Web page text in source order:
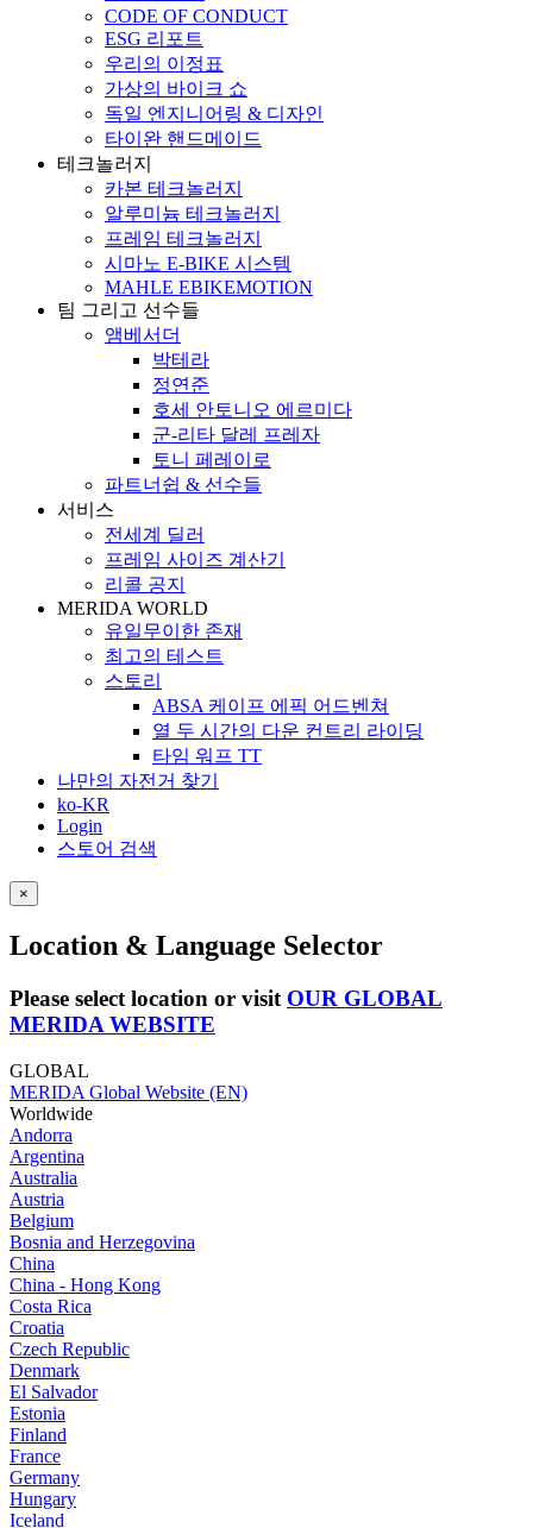
CODE OF CONDUCT
ESG 리포트
우리의 이정표
가상의 바이크 쇼
독일 엔지니어링 & 디자인
타이완 핸드메이드
테크놀러지
카본 테크놀러지
알루미늄 테크놀러지
프레임 테크놀러지
시마노 E-BIKE 시스템
MAHLE EBIKEMOTION
팀 그리고 선수들
앰베서더
박테라
정연준
호세 안토니오 에르미다
군-리타 달레 프레자
토니 페레이로
파트너쉽 & 선수들
서비스
전세계 딜러
프레임 사이즈 계산기
리콜 공지
MERIDA WORLD
유일무이한 존재
최고의 테스트
스토리
ABSA 케이프 에픽 어드벤쳐
열 두 시간의 다운 컨트리 라이딩
타임 워프 TT
나만의 자전거 찾기
ko-KR
Login
스토어 검색
×
Location & Language Selector
Please select location or visit OUR GLOBAL
MERIDA WEBSITE
GLOBAL
MERIDA Global Website (EN)
Worldwide
Andorra
Argentina
Australia
Austria
Belgium
Bosnia and Herzegovina
China
China - Hong Kong
Costa Rica
Croatia
Czech Republic
Denmark
El Salvador
Estonia
Finland
France
Germany
Hungary
Iceland